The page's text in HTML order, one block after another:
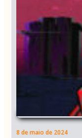
8 de maio de 2024